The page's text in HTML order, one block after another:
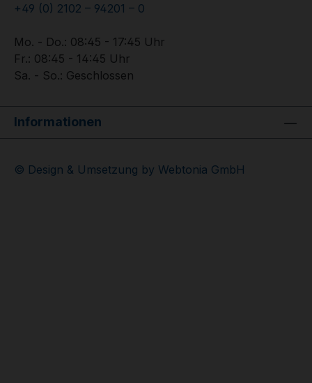
+49 (0) 2102 – 94201 – 0
Mo. - Do.: 08:45 - 17:45 Uhr
Fr.: 08:45 - 14:45 Uhr
Sa. - So.: Geschlossen
Informationen
© Design & Umsetzung by Webtonia GmbH